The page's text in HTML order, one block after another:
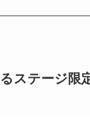
ステージ限